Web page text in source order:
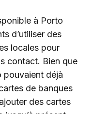
à Porto
d’utiliser des
locales pour
contact. Bien que
pouvaient déjà
de banques
des cartes